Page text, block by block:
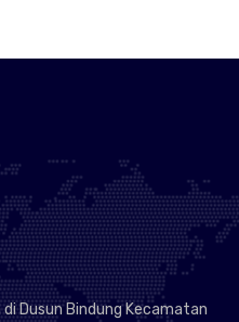
Dusun Bindung Kecamatan